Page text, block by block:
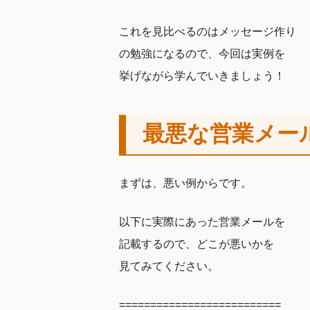
これを見比べるのはメッセージ作り
の勉強になるので、今回は実例を
挙げながら学んでいきましょう！
最悪な営業メー
まずは、悪い例からです。
以下に実際にあった営業メールを
記載するので、どこが悪いかを
見てみてください。
==========================